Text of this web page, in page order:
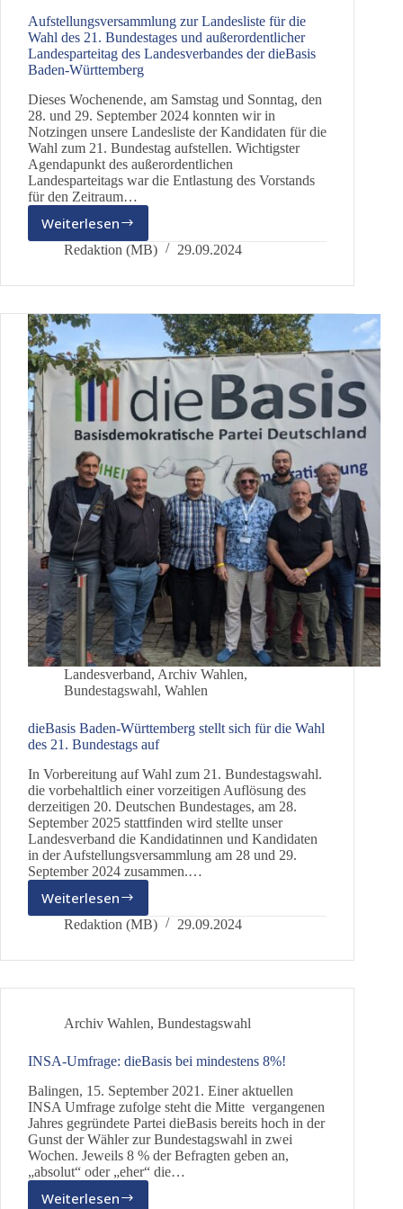
Aufstellungsversammlung zur Landesliste für die
Wahl des 21. Bundestages und außerordentlicher
Landesparteitag des Landesverbandes der dieBasis
Baden-Württemberg
Dieses Wochenende, am Samstag und Sonntag, den
28. und 29. September 2024 konnten wir in
Notzingen unsere Landesliste der Kandidaten für die
Wahl zum 21. Bundestag aufstellen. Wichtigster
Agendapunkt des außerordentlichen
Landesparteitags war die Entlastung des Vorstands
für den Zeitraum…
WeiterlesenAufstellungsversammlung
zur
für
Wahl
des
21.
Bundestages
und
außerordentlicher
Landesparteitag
des
Landesverbandes
der
dieBasis
Baden-
Württemberg
Redaktion (MB) 29.09.2024
Landesverband, Archiv Wahlen,
Bundestagswahl, Wahlen
dieBasis Baden-Württemberg stellt sich für die Wahl
des 21. Bundestags auf
In Vorbereitung auf Wahl zum 21. Bundestagswahl.
die vorbehaltlich einer vorzeitigen Auflösung des
derzeitigen 20. Deutschen Bundestages, am 28.
September 2025 stattfinden wird stellte unser
Landesverband die Kandidatinnen und Kandidaten
in der Aufstellungsversammlung am 28 und 29.
September 2024 zusammen.…
Weiterlesen
dieBasis
Baden-
stellt
Wahl
21.
Bundestags
auf
Redaktion (MB) 29.09.2024
Archiv Wahlen, Bundestagswahl
INSA-Umfrage: dieBasis bei mindestens 8%!
Balingen, 15. September 2021. Einer aktuellen
INSA Umfrage zufolge steht die Mitte vergangenen
Jahres gegründete Partei dieBasis bereits hoch in der
Gunst der Wähler zur Bundestagswahl in zwei
Wochen. Jeweils 8 % der Befragten geben an,
„absolut“ oder „eher“ die…
Weiterlesen